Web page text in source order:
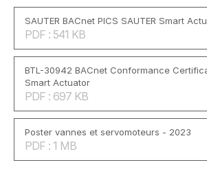
SAUTER BACnet PICS SAUTER Smart
PDF : 541 KB
BTL-30942 BACnet Conformance
Smart Actuator
PDF : 697 KB
Poster vannes et servomoteurs - 2023
PDF : 1 MB